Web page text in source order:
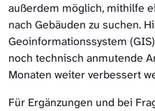
außerdem möglich, mithilfe
nach Gebäuden zu suchen.
Geoinformationssystem
noch technisch anmutende
Monaten weiter verbessert
Für Ergänzungen und bei